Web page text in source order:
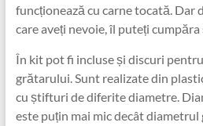
funcționează cu carne tocată. Dar
care aveți nevoie, îl puteți cumpăra
În kit pot fi incluse și discuri
grătarului. Sunt realizate din
cu știfturi de diferite diametre.
este puțin mai mic decât